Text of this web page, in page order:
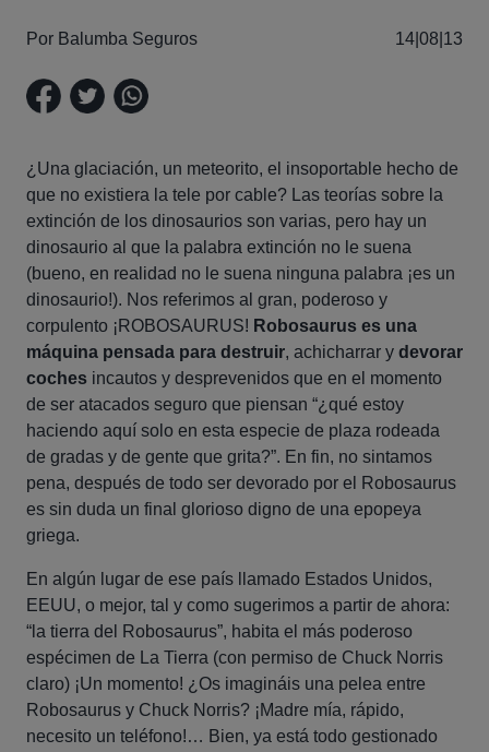
Por Balumba Seguros 14|08|13
¿Una glaciación, un meteorito, el insoportable hecho de
que no existiera la tele por cable? Las teorías sobre la
extinción de los dinosaurios son varias, pero hay un
dinosaurio al que la palabra extinción no le suena
(bueno, en realidad no le suena ninguna palabra ¡es un
dinosaurio!). Nos referimos al gran, poderoso y
corpulento ¡ROBOSAURUS! Robosaurus es una
máquina pensada para destruir, achicharrar y devorar
coches incautos y desprevenidos que en el momento
de ser atacados seguro que piensan “¿qué estoy
haciendo aquí solo en esta especie de plaza rodeada
de gradas y de gente que grita?”. En fin, no sintamos
pena, después de todo ser devorado por el Robosaurus
es sin duda un final glorioso digno de una epopeya
griega.
En algún lugar de ese país llamado Estados Unidos,
EEUU, o mejor, tal y como sugerimos a partir de ahora:
“la tierra del Robosaurus”, habita el más poderoso
espécimen de La Tierra (con permiso de Chuck Norris
claro) ¡Un momento! ¿Os imagináis una pelea entre
Robosaurus y Chuck Norris? ¡Madre mía, rápido,
necesito un teléfono!… Bien, ya está todo gestionado